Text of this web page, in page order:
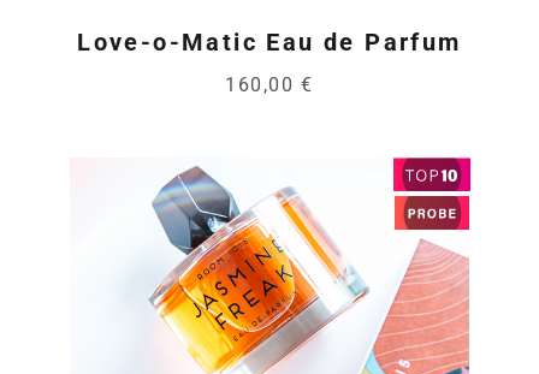
Love-o-Matic Eau de Parfum
160,00 €